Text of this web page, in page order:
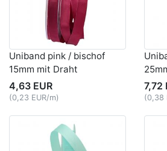
Uniband pink / bischof
15mm mit Draht
4,63 EUR
(0,23 EUR/m)
7,72
(0,38